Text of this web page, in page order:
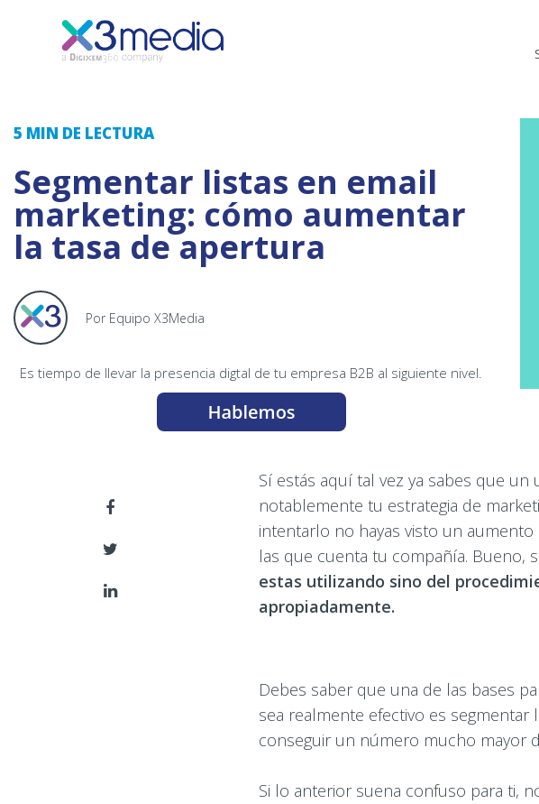
5 MIN DE LECTURA
Segmentar listas en email
marketing: cómo aumentar
la tasa de apertura
Por Equipo X3Media
Es tiempo de llevar la presencia digtal de tu empresa B2B al siguiente nivel.
Sí estás aquí tal vez ya sabes que
notablemente tu estrategia de
intentarlo no hayas visto un
las que cuenta tu compañía. Bueno,
estas utilizando sino del
apropiadamente.
Debes saber que una de las bases
sea realmente efectivo es
conseguir un número mucho mayor
Si lo anterior suena confuso para ti,